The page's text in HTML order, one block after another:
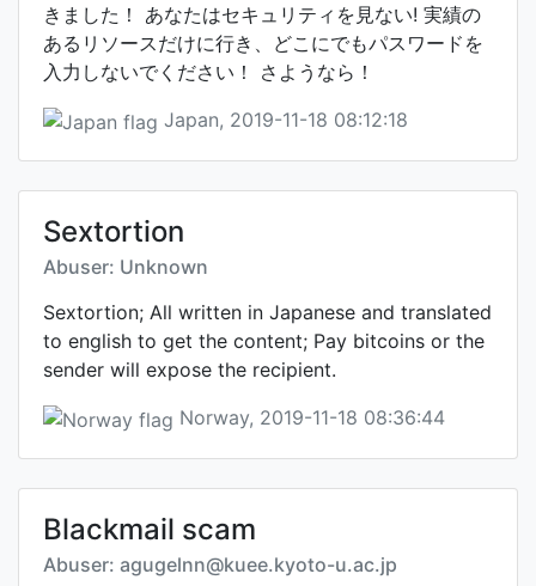
きました！ あなたはセキュリティを見ない! 実績の
あるリソースだけに行き、どこにでもパスワードを
入力しないでください！ さようなら！
Japan, 2019-11-18 08:12:18
Sextortion
Abuser: Unknown
Sextortion; All written in Japanese and translated
to english to get the content; Pay bitcoins or the
sender will expose the recipient.
Norway, 2019-11-18 08:36:44
Blackmail scam
Abuser: agugelnn@kuee.kyoto-u.ac.jp